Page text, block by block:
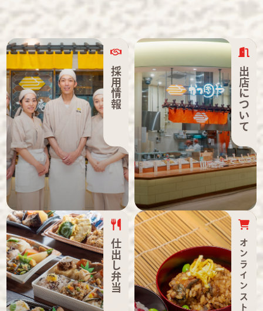
採用情報 出店について
仕出し弁当 オンラインストア